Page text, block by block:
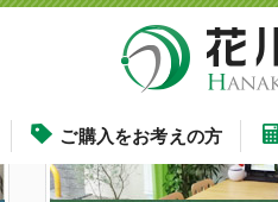
ご購入をお考えの方